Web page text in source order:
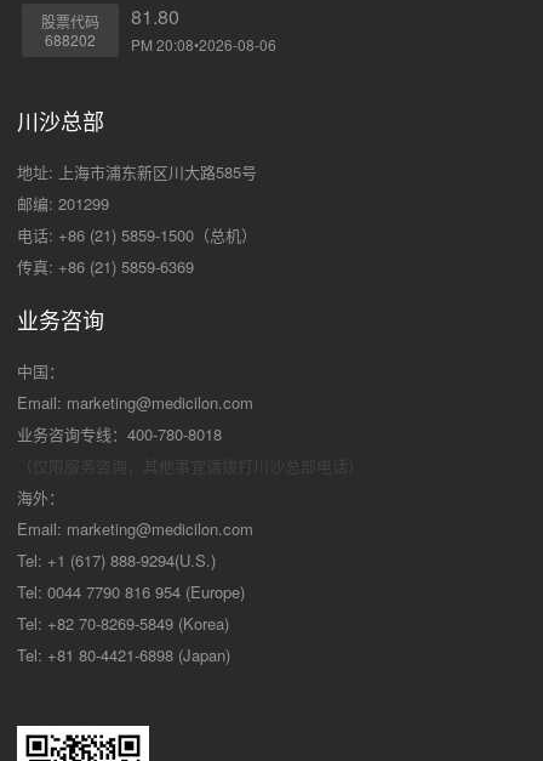
股票代码
688202
81.80
PM 20:08•2026-08-06
川沙总部
地址: 上海市浦东新区川大路585号
邮编: 201299
电话: +86 (21) 5859-1500（总机）
传真: +86 (21) 5859-6369
业务咨询
中国：
Email: marketing@medicilon.com
业务咨询专线：400-780-8018
海外：
Email: marketing@medicilon.com
Tel: +1 (617) 888-9294(U.S.)
Tel: 0044 7790 816 954 (Europe)
Tel: +82 70-8269-5849 (Korea)
Tel: +81 80-4421-6898 (Japan)